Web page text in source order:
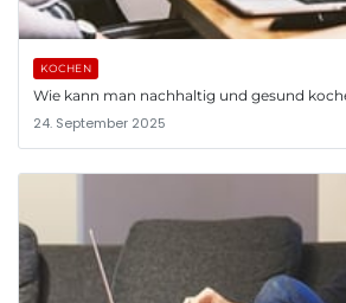
KOCHEN
Wie kann man nachhaltig und gesund
24. September 2025